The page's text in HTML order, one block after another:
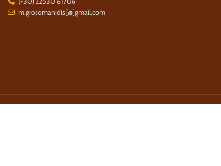
m.grosomanidis[@]gmail.com